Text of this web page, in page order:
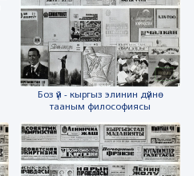
Боз үй - кыргыз элинин дүйнө
тааным философиясы